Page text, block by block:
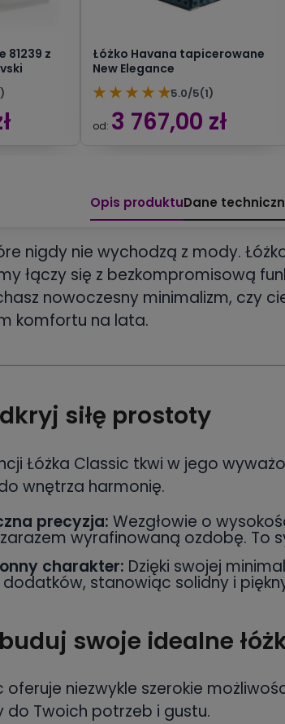
81239 z
Łóżko Havana tapicerowane
New Elegance
★ ★ ★ ★ ★5.0/5(1)
od: 3 767,00 zł
Opis produktuDane
nigdy nie wychodzą z mody.
łączy się z bezkompromisową
nowoczesny minimalizm, czy
komfortu na lata.
siłę prostoty
Łóżka Classic tkwi w jego
wnętrza harmonię.
precyzja: Wezgłowie o
wyrafinowaną ozdobę. To
charakter: Dzięki swojej
stanowiąc solidny i
swoje idealne
oferuje niezwykle szerokie
Twoich potrzeb i gustu.